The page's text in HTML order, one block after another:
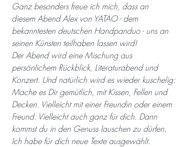
Ganz besonders freue ich mich, dass an
diesem Abend Alex von YATAO - dem
bekanntesten deutschen Handpanduo - uns an
seinen Künsten teilhaben lassen wird!
Der Abend wird eine Mischung aus
persönlichem Rückblick, Literaturabend und
Konzert. Und natürlich wird es wieder kuschelig:
Mache es Dir gemütlich, mit Kissen, Fellen und
Decken. Vielleicht mit einer Freundin oder einem
Freund. Vielleicht auch ganz für dich. Dann
kommst du in den Genuss lauschen zu dürfen.
Ich habe für dich neue Texte ausgewählt.